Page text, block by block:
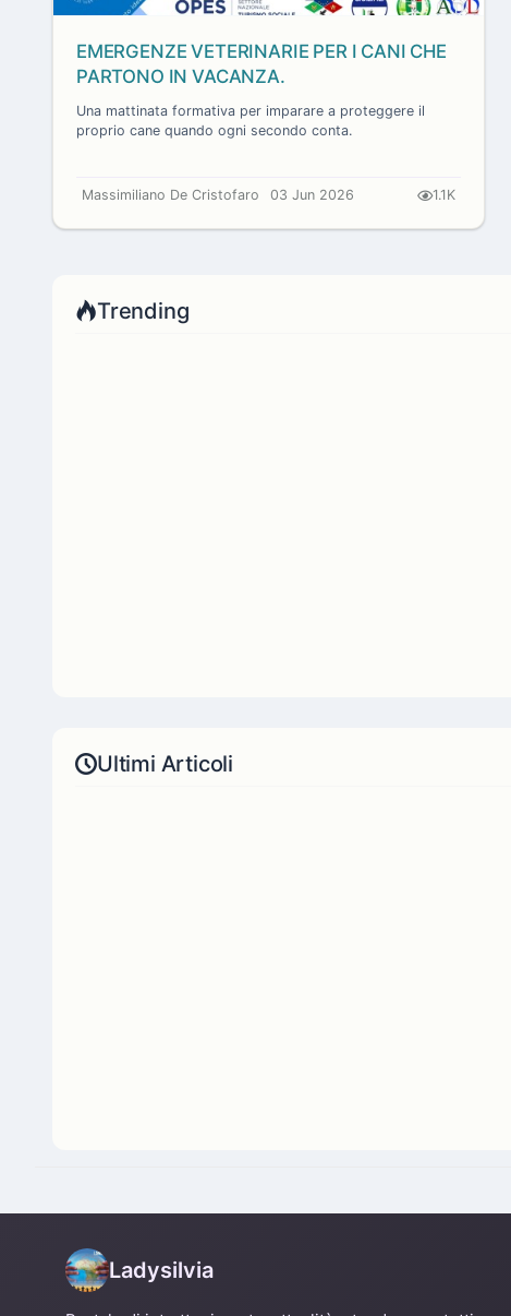
EMERGENZE VETERINARIE PER I CANI CHE
PARTONO IN VACANZA.
Una mattinata formativa per imparare a proteggere il
proprio cane quando ogni secondo conta.
Massimiliano De Cristofaro 03 Jun 2026 1.1K
Trending
Ultimi Articoli
Ladysilvia